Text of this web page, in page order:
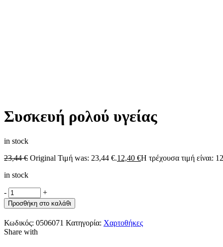
Συσκευή ρολού υγείας
in stock
23,44€ Original Τιμή was: 23,44 €.12,40 €Η τρέχουσα τιμή είναι:
in stock
- +
Προσθήκη στο καλάθι
Κωδικός: 0506071 Κατηγορία: Χαρτοθήκες
Share with